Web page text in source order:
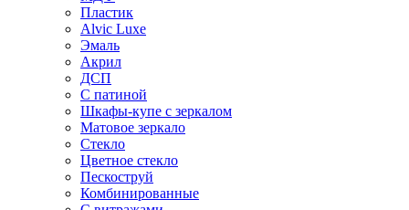
Пластик
Alvic Luxe
Эмаль
Акрил
ДСП
С патиной
Шкафы-купе с зеркалом
Матовое зеркало
Стекло
Цветное стекло
Пескоструй
Комбинированные